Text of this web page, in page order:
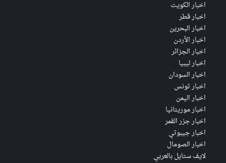
اخبار الكويت
اخبار قطر
اخبار البحرين
اخبار الأردن
اخبار الجزائر
اخبار ليبيا
اخبار السودان
اخبار تونس
اخبار اليمن
اخبار موريتانيا
اخبار جزر القمر
اخبار جيبوتي
اخبار الصومال
لايف ستايل بالعربي